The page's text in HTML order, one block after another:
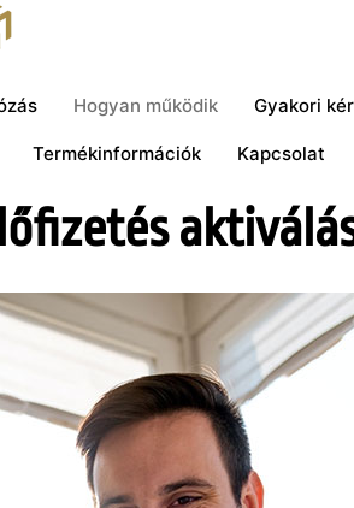
Hogyan működik Gyakori
Termékinformációk Kapcsolat